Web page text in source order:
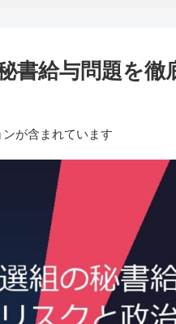
書給与問題を徹
が含まれています